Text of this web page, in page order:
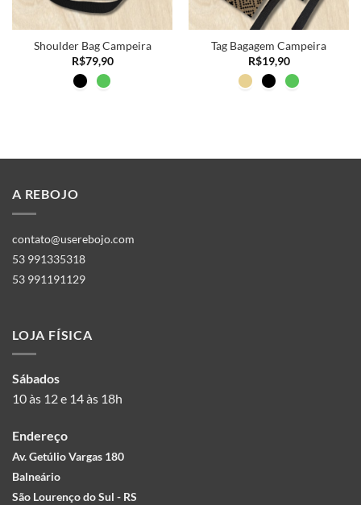
Shoulder Bag Campeira
R$79,90
Tag Bagagem Campeira
R$19,90
A REBOJO
contato@userebojo.com
53 991335318
53 991191129
LOJA FÍSICA
Sábados
10 às 12 e 14 às 18h
Endereço
Av. Getúlio Vargas 180
Balneário
São Lourenço do Sul - RS